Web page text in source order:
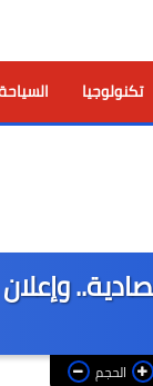
تكنولوجيا
وإعلان
الحجم